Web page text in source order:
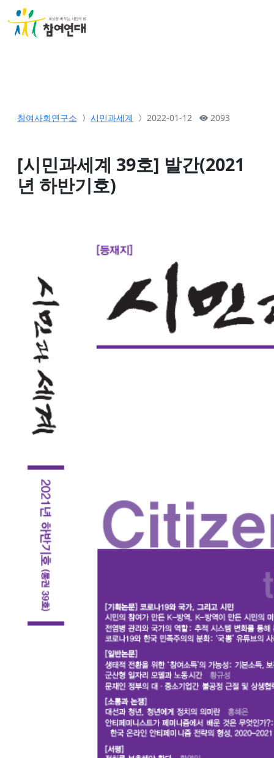
참여사회연구소 시민과세계 2022-01-12 2093
[시민과세계 39호] 발간(2021
년 하반기호)